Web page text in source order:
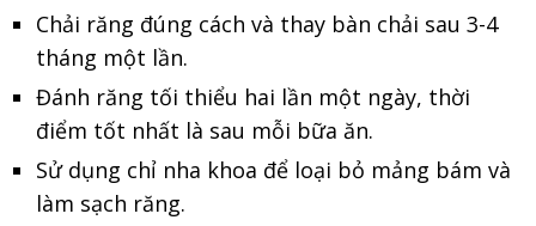
Chải răng đúng cách và thay bàn chải sau 3-4
tháng một lần.
Đánh răng tối thiểu hai lần một ngày, thời
điểm tốt nhất là sau mỗi bữa ăn.
Sử dụng chỉ nha khoa để loại bỏ mảng bám và
làm sạch răng.